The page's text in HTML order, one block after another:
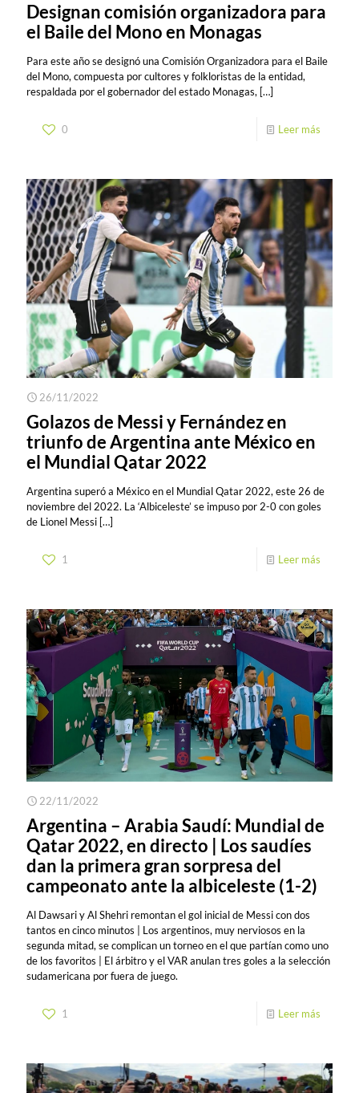
Designan comisión organizadora para
el Baile del Mono en Monagas
Para este año se designó una Comisión Organizadora para el Baile
del Mono, compuesta por cultores y folkloristas de la entidad,
respaldada por el gobernador del estado Monagas, […]
0 Leer más
26/11/2022
Golazos de Messi y Fernández en
triunfo de Argentina ante México en
el Mundial Qatar 2022
Argentina superó a México en el Mundial Qatar 2022, este 26 de
noviembre del 2022. La ‘Albiceleste’ se impuso por 2-0 con goles
de Lionel Messi […]
1 Leer más
22/11/2022
Argentina – Arabia Saudí: Mundial de
Qatar 2022, en directo | Los saudíes
dan la primera gran sorpresa del
campeonato ante la albiceleste (1-2)
Al Dawsari y Al Shehri remontan el gol inicial de Messi con dos
tantos en cinco minutos | Los argentinos, muy nerviosos en la
segunda mitad, se complican un torneo en el que partían como uno
de los favoritos | El árbitro y el VAR anulan tres goles a la selección
sudamericana por fuera de juego.
1 Leer más